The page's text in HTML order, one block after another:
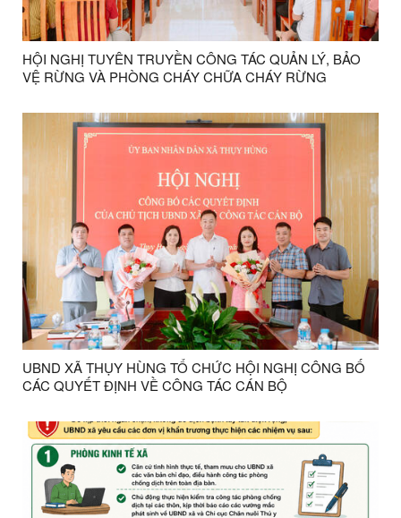
HỘI NGHỊ TUYÊN TRUYỀN CÔNG TÁC QUẢN LÝ, BẢO
VỆ RỪNG VÀ PHÒNG CHÁY CHỮA CHÁY RỪNG
UBND XÃ THỤY HÙNG TỔ CHỨC HỘI NGHỊ CÔNG BỐ
CÁC QUYẾT ĐỊNH VỀ CÔNG TÁC CÁN BỘ